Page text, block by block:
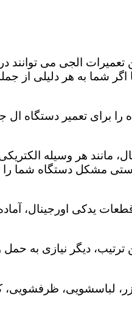
الجی می
شما به هر دلیلی از
برای تعمیر دستگاه ال
مانند هر وسیله
مشکل دستگاه شما را
یدکی اورجینال،
دیگر نیازی به حمل
لباسشویی، ظرفشویی،